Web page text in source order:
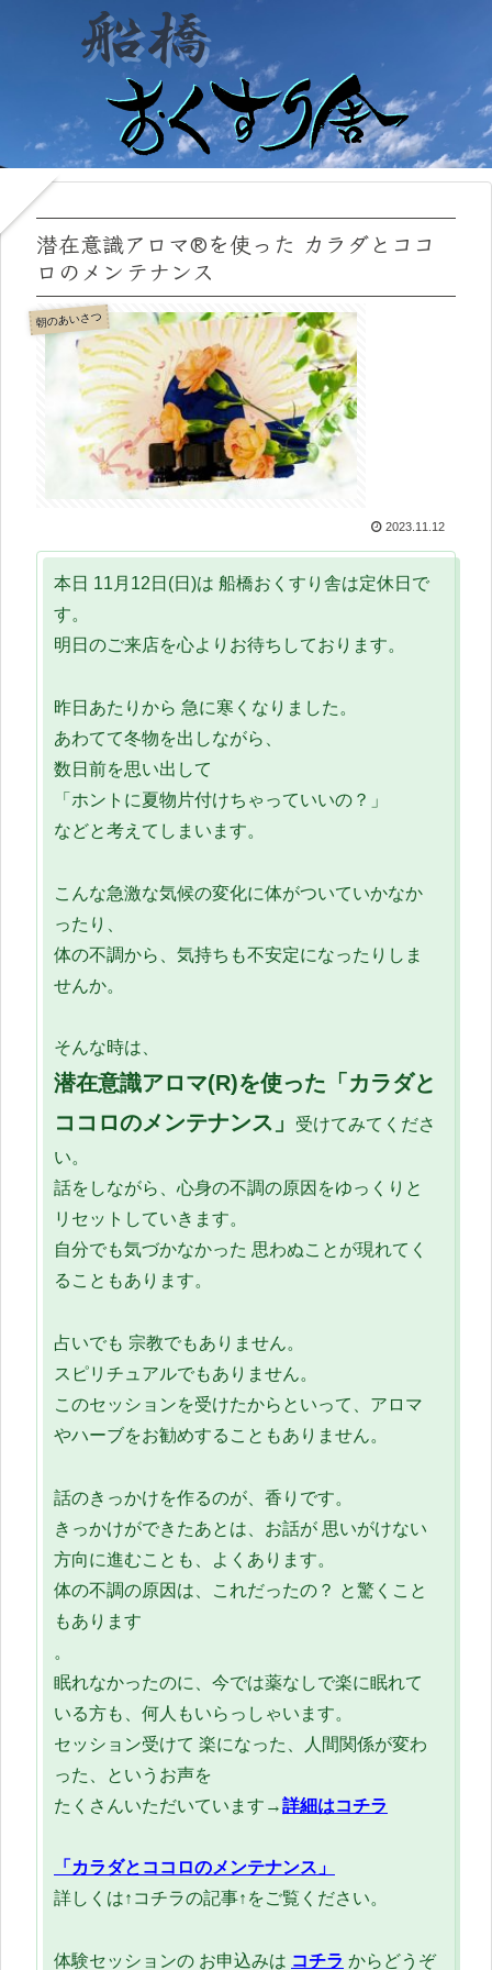
潜在意識アロマ®を使った カラダとココ
ロのメンテナンス
朝のあいさつ
2023.11.12
本日 11月12日(日)は 船橋おくすり舎は定休日で
す。
明日のご来店を心よりお待ちしております。
昨日あたりから 急に寒くなりました。
あわてて冬物を出しながら、
数日前を思い出して
「ホントに夏物片付けちゃっていいの？」
などと考えてしまいます。
こんな急激な気候の変化に体がついていかなか
ったり、
体の不調から、気持ちも不安定になったりしま
せんか。
そんな時は、
潜在意識アロマ(R)を使った「カラダと
ココロのメンテナンス」
受けてみてくださ
い。
話をしながら、心身の不調の原因をゆっくりと
リセットしていきます。
自分でも気づかなかった 思わぬことが現れてく
ることもあります。
占いでも 宗教でもありません。
スピリチュアルでもありません。
このセッションを受けたからといって、アロマ
やハーブをお勧めすることもありません。
話のきっかけを作るのが、香りです。
きっかけができたあとは、お話が 思いがけない
方向に進むことも、よくあります。
体の不調の原因は、これだったの？ と驚くこと
もあります
。
眠れなかったのに、今では薬なしで楽に眠れて
いる方も、何人もいらっしゃいます。
セッション受けて 楽になった、人間関係が変わ
った、というお声を
たくさんいただいています→詳細はコチラ
「カラダとココロのメンテナンス」
詳しくは↑コチラの記事↑をご覧ください。
体験セッションの お申込みは コチラ からどうぞ